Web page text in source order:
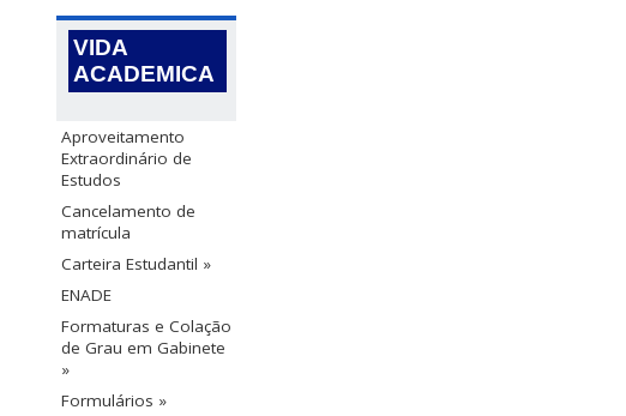
VIDA
ACADEMICA
Aproveitamento
Extraordinário de
Estudos
Cancelamento de
matrícula
Carteira Estudantil »
ENADE
Formaturas e Colação
de Grau em Gabinete
»
Formulários »